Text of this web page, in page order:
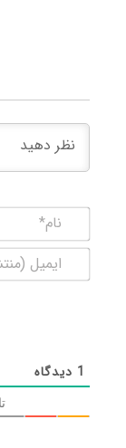
1 دیدگاه